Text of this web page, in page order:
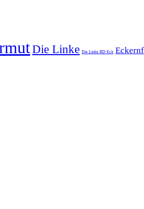
Die Linke Die Linke RD-Eck